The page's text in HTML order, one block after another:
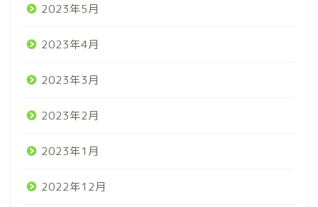
2023年5月
2023年4月
2023年3月
2023年2月
2023年1月
2022年12月